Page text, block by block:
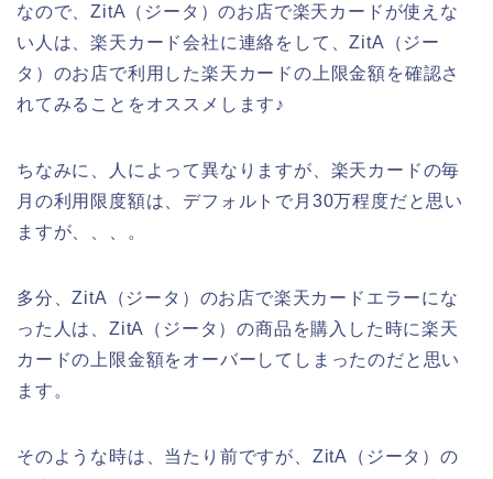
なので、ZitA（ジータ）のお店で楽天カードが使えな
い人は、楽天カード会社に連絡をして、ZitA（ジー
タ）のお店で利用した楽天カードの上限金額を確認さ
れてみることをオススメします♪
ちなみに、人によって異なりますが、楽天カードの毎
月の利用限度額は、デフォルトで月30万程度だと思い
ますが、、、。
多分、ZitA（ジータ）のお店で楽天カードエラーにな
った人は、ZitA（ジータ）の商品を購入した時に楽天
カードの上限金額をオーバーしてしまったのだと思い
ます。
そのような時は、当たり前ですが、ZitA（ジータ）の